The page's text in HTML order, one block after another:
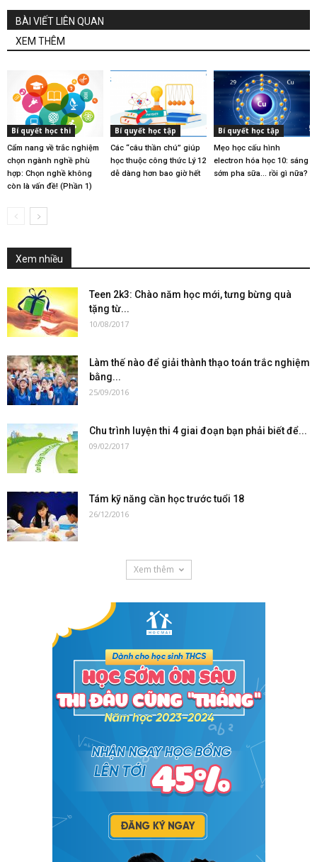
BÀI VIẾT LIÊN QUAN
XEM THÊM
Bí quyết học thi
Cẩm nang về trắc nghiệm
chọn ngành nghề phù
hợp: Chọn nghề không
còn là vấn đề! (Phần 1)
Bí quyết học tập
Các “câu thần chú” giúp
học thuộc công thức Lý 12
dễ dàng hơn bao giờ hết
Bí quyết học tập
Mẹo học cấu hình
electron hóa học 10: sáng
sớm pha sữa… rồi gì nữa?
Xem nhiều
Teen 2k3: Chào năm học mới, tưng bừng quà
tặng từ...
10/08/2017
Làm thế nào để giải thành thạo toán trắc nghiệm
bằng...
25/09/2016
Chu trình luyện thi 4 giai đoạn bạn phải biết để...
09/02/2017
Tám kỹ năng cần học trước tuổi 18
26/12/2016
Xem thêm